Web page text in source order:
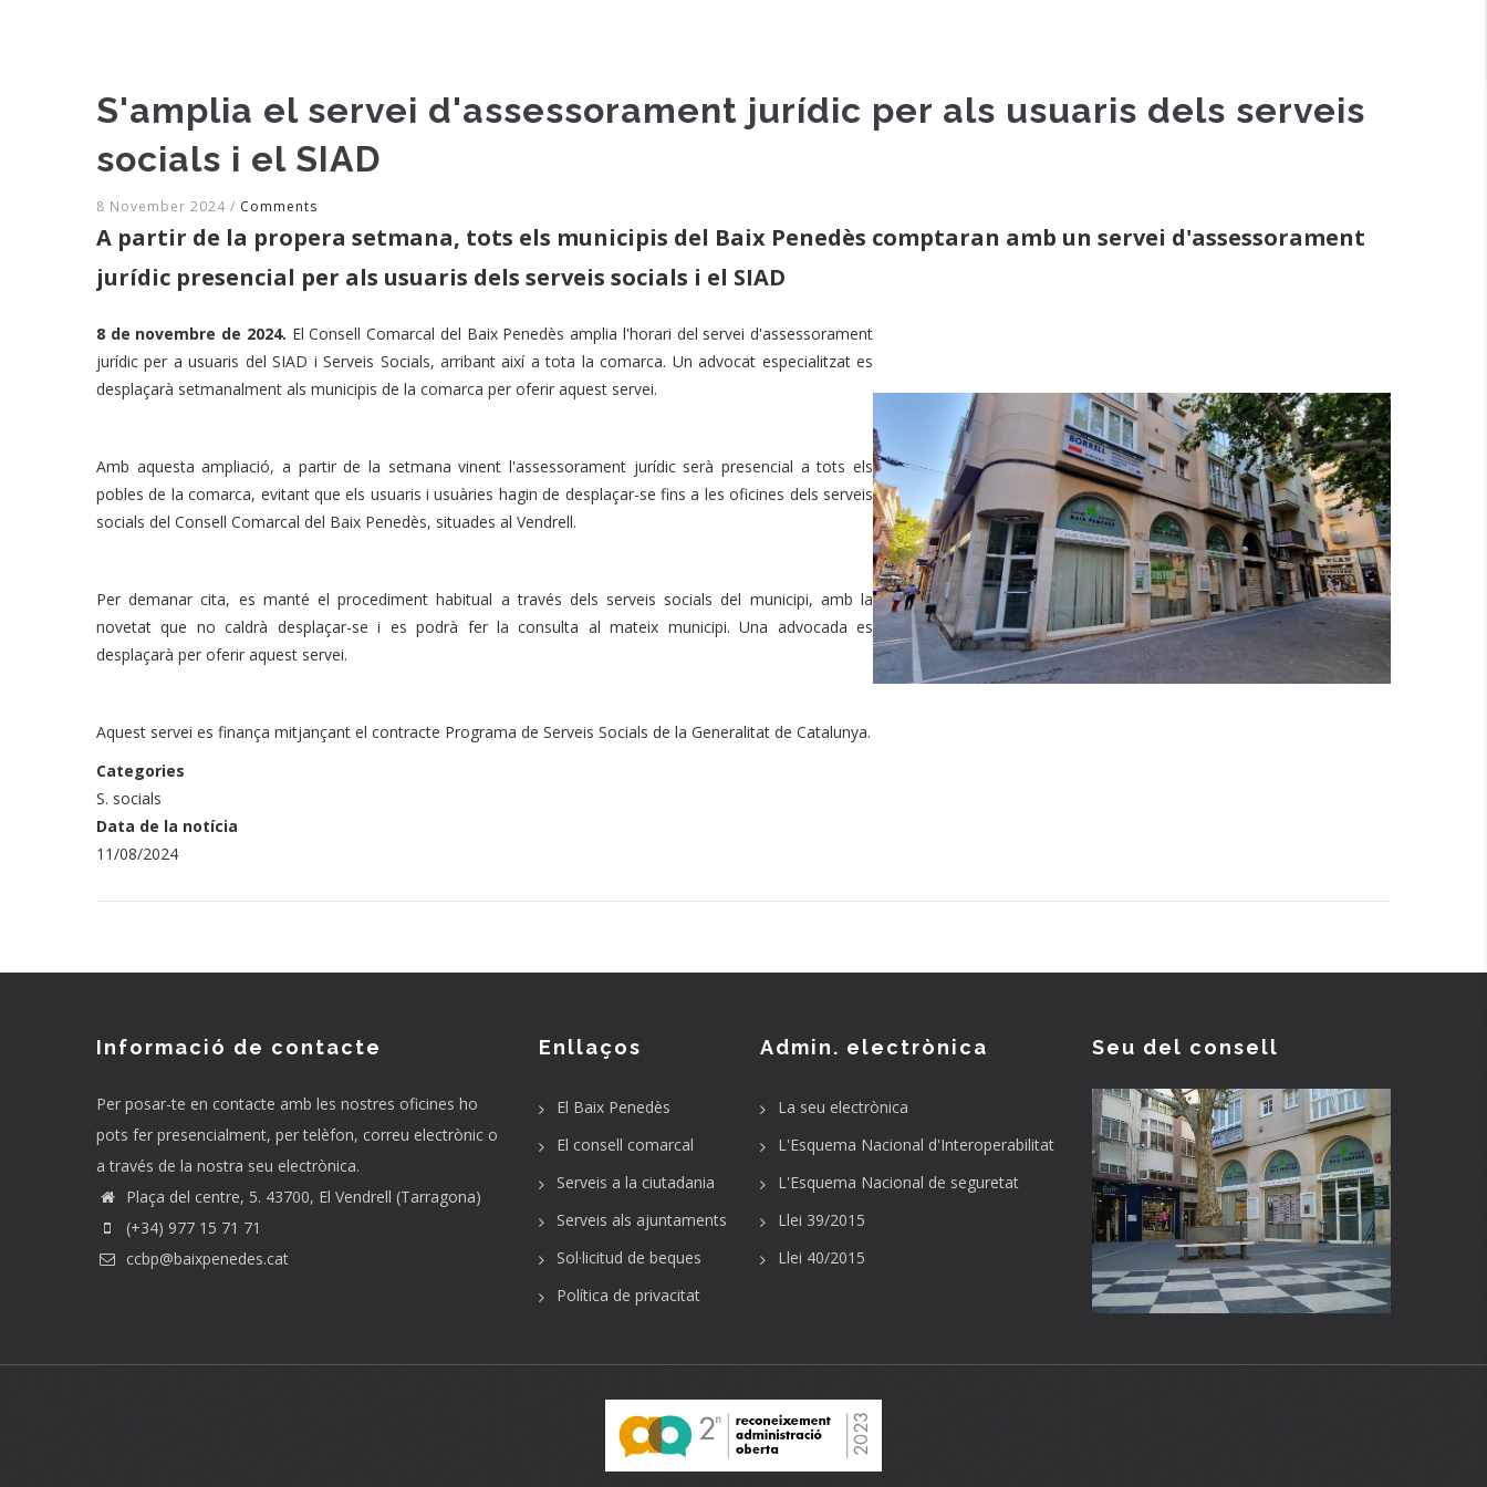
S'amplia el servei d'assessorament jurídic per als usuaris dels serveis
socials i el SIAD
8 November 2024 / Comments
A partir de la propera setmana, tots els municipis del Baix Penedès comptaran amb un servei d'assessorament
jurídic presencial per als usuaris dels serveis socials i el SIAD
8 de novembre de 2024. El Consell Comarcal del Baix Penedès amplia l'horari del servei d'assessorament
jurídic per a usuaris del SIAD i Serveis Socials, arribant així a tota la comarca. Un advocat especialitzat es
desplaçarà setmanalment als municipis de la comarca per oferir aquest servei.
Amb aquesta ampliació, a partir de la setmana vinent l'assessorament jurídic serà presencial a tots els
pobles de la comarca, evitant que els usuaris i usuàries hagin de desplaçar-se fins a les oficines dels serveis
socials del Consell Comarcal del Baix Penedès, situades al Vendrell.
Per demanar cita, es manté el procediment habitual a través dels serveis socials del municipi, amb la
novetat que no caldrà desplaçar-se i es podrà fer la consulta al mateix municipi. Una advocada es
desplaçarà per oferir aquest servei.
Aquest servei es finança mitjançant el contracte Programa de Serveis Socials de la Generalitat de Catalunya.
Categories
S. socials
Data de la notícia
11/08/2024
Informació de contacte
Per posar-te en contacte amb les nostres oficines ho
pots fer presencialment, per telèfon, correu electrònic o
a través de la nostra seu electrònica.
Plaça del centre, 5. 43700, El Vendrell (Tarragona)
(+34) 977 15 71 71
ccbp@baixpenedes.cat
Enllaços
El Baix Penedès
El consell comarcal
Serveis a la ciutadania
Serveis als ajuntaments
Sol·licitud de beques
Política de privacitat
Admin. electrònica
La seu electrònica
L'Esquema Nacional d'Interoperabilitat
L'Esquema Nacional de seguretat
Llei 39/2015
Llei 40/2015
Seu del consell